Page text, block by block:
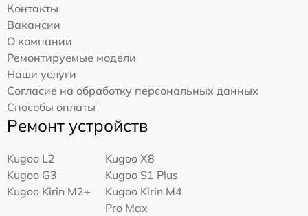
Контакты
Вакансии
О компании
Ремонтируемые модели
Наши услуги
Согласие на обработку персональных данных
Способы оплаты
Ремонт устройств
Kugoo L2
Kugoo X8
Kugoo G3
Kugoo S1 Plus
Kugoo Kirin M2+
Kugoo Kirin M4
Pro Max